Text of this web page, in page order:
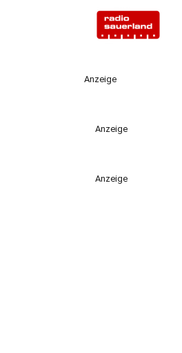
Anzeige
Anzeige
Anzeige